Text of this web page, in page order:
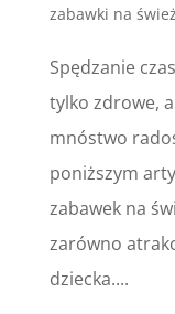
zabawki na
Spędzanie
tylko zdrowe,
mnóstwo
poniższym
zabawek na
zarówno
dziecka....